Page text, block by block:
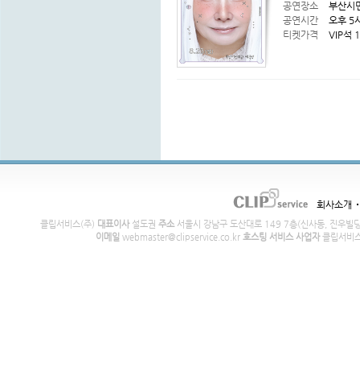
공연장소
부산시
공연시간
오후 5
티켓가격
VIP석
회사소개
클립서비스(주) 대표이사설도권 주소서울시 강남구 도산대로 149 7층(신사동, 진우빌
이메일 webmaster@clipservice.co.kr 호스팅 서비스 사업자클립서비